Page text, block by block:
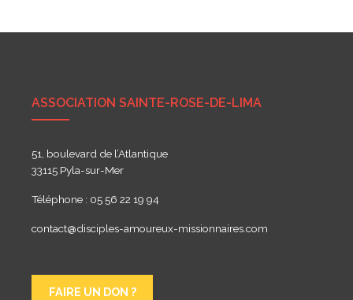
l’article
ASSOCIATION SAINTE-ROSE-DE-LIMA
51, boulevard de l’Atlantique
33115 Pyla-sur-Mer
Téléphone : 05 56 22 19 94
contact@disciples-amoureux-missionnaires.com
FAIRE UN DON ?